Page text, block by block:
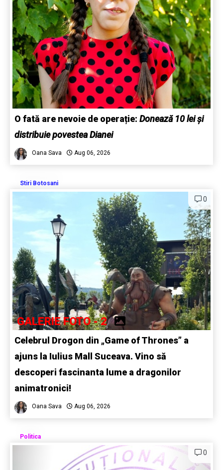
O fată are nevoie de operație: Donează 10 lei și
distribuie povestea Dianei
Oana Sava Aug 06, 2026
Stiri Botosani
0
GALERIE FOTO - 2
Celebrul Drogon din „Game of Thrones” a
ajuns la Iulius Mall Suceava. Vino să
descoperi fascinanta lume a dragonilor
animatronici!
Oana Sava Aug 06, 2026
Politica
0